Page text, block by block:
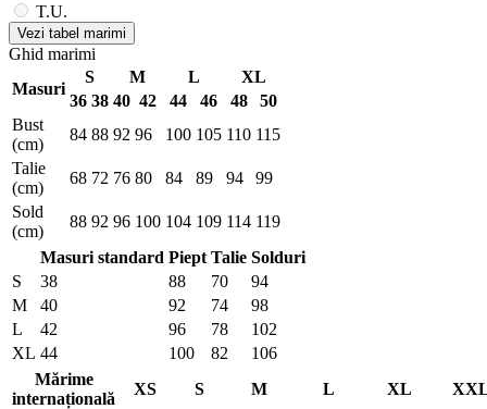
T.U.
Vezi tabel marimi
Ghid marimi
Masuri
S M L
XL
36 38 40 42 44 46 48
50
Bust
(cm)
84 88 92 96 100 105 110 115
Talie
(cm)
68 72 76 80 84 89 94
99
Sold
(cm)
88 92 96 100 104 109 114 119
Masuri standard Piept Talie Solduri
S
38 88 70
94
M
40 92 74
98
L
42 96 78
102
XL 44 100 82
106
Mărime
internațională
XS S M L XL